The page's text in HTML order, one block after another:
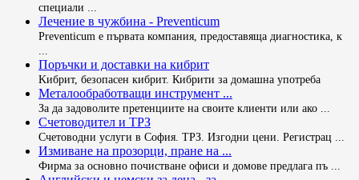
специали ...
Лечение в чужбина - Preventicum
Preventicum е първата компания, предоставяща диагностика, к
Поръчки и доставки на кибрит
Kибрит, безопасен кибрит. Кибрити за домашна употреба
Металообработващи инструмент ...
За да задоволите претенциите на своите клиенти или ако ...
Счетоводител и ТРЗ
Счетоводни услуги в София. ТРЗ. Изгодни цени. Регистрац ...
Измиване на прозорци, пране на ...
Фирма за основно почистване офиси и домове предлага пъ ...